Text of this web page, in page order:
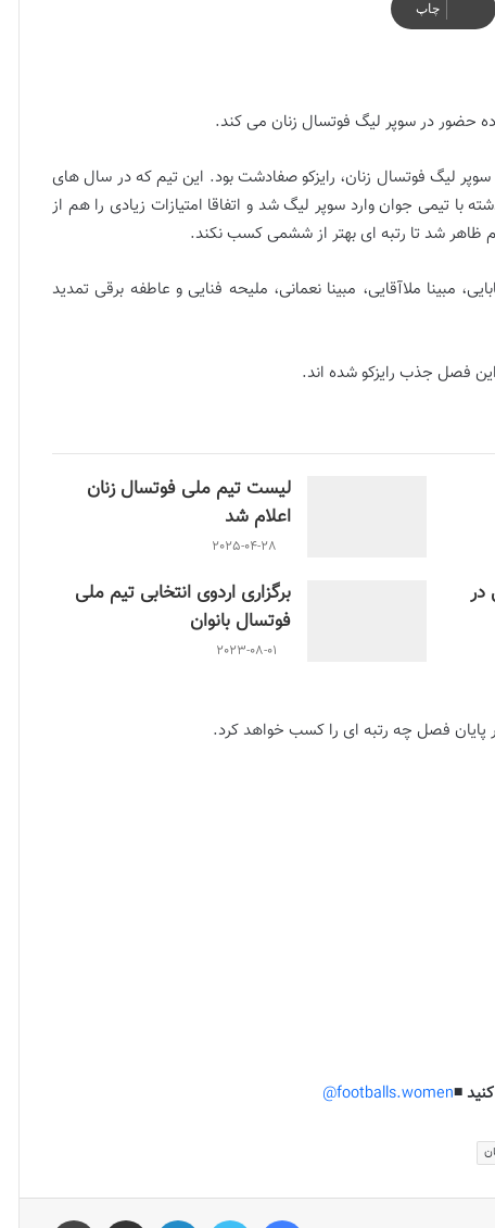
چاپ
حضور در سوپر ليگ فوتسال زنان مى كند.
ليگ فوتسال زنان، رايزكو صفادشت بود. اين تيم كه در سال هاى
تيمى جوان وارد سوپر ليگ شد و اتفاقا امتيازات زيادى را هم از
ظاهر شد تا رتبه اى بهتر از ششمى كسب نكند.
مبينا ملاآقايى، مبينا نعمانى، مليحه فنايى و عاطفه برقى تمديد
اين فصل جذب رايزكو شده اند.
لیست تیم ملی فوتسال زنان
اعلام شد
2025-04-28
در
برگزاری اردوی انتخابی تیم ملی
فوتسال بانوان
2023-08-01
در پايان فصل چه رتبه اى را كسب خواهد كرد.
◾️
footballs.women@